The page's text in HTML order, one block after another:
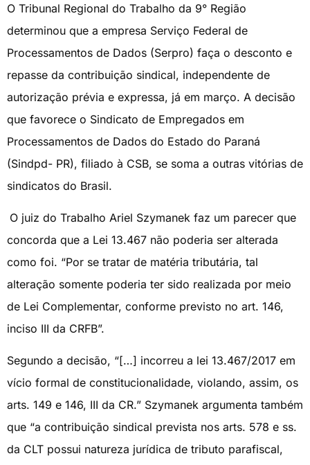
O Tribunal Regional do Trabalho da 9° Região
determinou que a empresa Serviço Federal de
Processamentos de Dados (Serpro) faça o desconto e
repasse da contribuição sindical, independente de
autorização prévia e expressa, já em março. A decisão
que favorece o Sindicato de Empregados em
Processamentos de Dados do Estado do Paraná
(Sindpd- PR), filiado à CSB, se soma a outras vitórias de
sindicatos do Brasil.
O juiz do Trabalho Ariel Szymanek faz um parecer que
concorda que a Lei 13.467 não poderia ser alterada
como foi. “Por se tratar de matéria tributária, tal
alteração somente poderia ter sido realizada por meio
de Lei Complementar, conforme previsto no art. 146,
inciso III da CRFB”.
Segundo a decisão, “[…] incorreu a lei 13.467/2017 em
vício formal de constitucionalidade, violando, assim, os
arts. 149 e 146, III da CR.” Szymanek argumenta também
que “a contribuição sindical prevista nos arts. 578 e ss.
da CLT possui natureza jurídica de tributo parafiscal,